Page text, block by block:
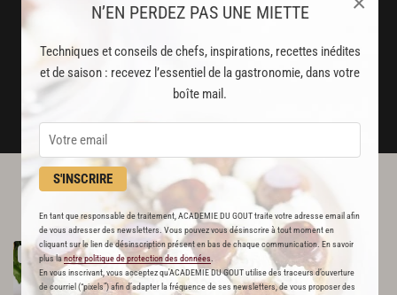
N’EN PERDEZ PAS UNE MIETTE
Techniques et conseils de chefs, inspirations, recettes inédites
et de saison : recevez l’essentiel de la gastronomie, dans votre
boîte mail.
S'INSCRIRE
En tant que responsable de traitement, ACADEMIE DU GOUT traite votre adresse email afin
de vous adresser des newsletters. Vous pouvez vous désinscrire à tout moment en
cliquant sur le lien de désinscription présent en bas de chaque communication. En savoir
plus lanotre politique de protection des données
En vous inscrivant, vous acceptez qu'ACADEMIE DU GOUT utilise des traceurs d’ouverture
de courriel (“pixels”) afin d’adapter la fréquence de ses newsletters, de vous proposer des
JE M'ABONNE
L'ACADÉMIE DU GOÛT VOUS
RECOMMANDE
RECETTE OFFERTE ! Tartaredeconcombres,avocatetmangue
619